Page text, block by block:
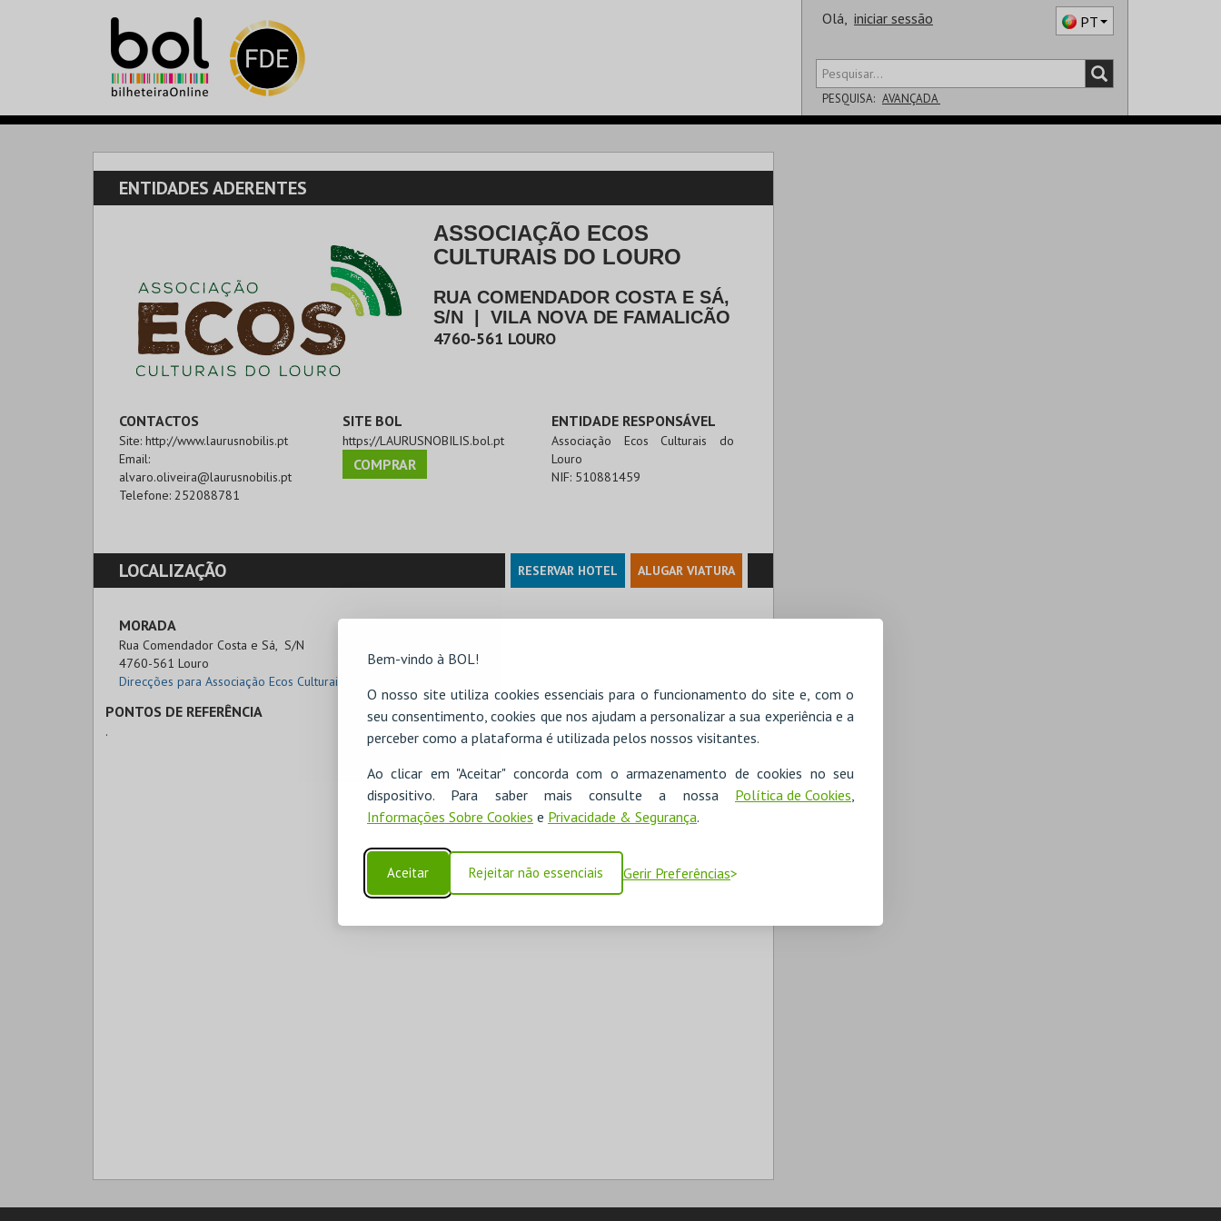
Bem-vindo à BOL!
O nosso site utiliza cookies essenciais para o funcionamento do site e, com o
seu consentimento, cookies que nos ajudam a personalizar a sua experiência e a
perceber como a plataforma é utilizada pelos nossos visitantes.
Ao clicar em "Aceitar" concorda com o armazenamento de cookies no seu
dispositivo. Para saber mais consulte a nossa Política de Cookies
Informações Sobre Cookies e Privacidade & Segurança.
Aceitar Rejeitar não essenciais Gerir Preferências
Olá, iniciar sessão PT
PESQUISA: AVANÇADA
ENTIDADES ADERENTES
ASSOCIAÇÃO ECOS
CULTURAIS DO LOURO
RUA COMENDADOR COSTA E SÁ,
S/N
VILA NOVA DE FAMALICÃO
4760-561 LOURO
CONTACTOS
Site: http://www.laurusnobilis.pt
Email:
alvaro.oliveira@laurusnobilis.pt
Telefone: 252088781
SITE BOL
https://LAURUSNOBILIS.bol.pt
COMPRAR
ENTIDADE RESPONSÁVEL
Associação Ecos Culturais do
Louro
NIF: 510881459
LOCALIZAÇÃO RESERVAR HOTEL ALUGAR VIATURA
MORADA
Rua Comendador Costa e Sá,  S/N
4760-561 Louro
Direcções para Associação Ecos Culturais
PONTOS DE REFERÊNCIA
.